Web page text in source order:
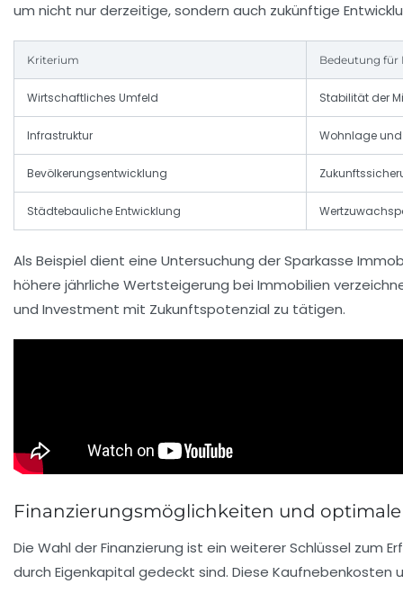
um nicht nur derzeitige, sondern auch zukünftige
Kriterium Bedeutung für
Wirtschaftliches Umfeld Stabilität der
Infrastruktur Wohnlage
Bevölkerungsentwicklung
Städtebauliche Entwicklung
Als Beispiel dient eine Untersuchung der Sparkasse
höhere jährliche Wertsteigerung bei Immobilien
und Investment mit Zukunftspotenzial zu tätigen.
Finanzierungsmöglichkeiten und
Die Wahl der Finanzierung ist ein weiterer Schlüssel zum
durch Eigenkapital gedeckt sind. Diese Kaufnebenkosten